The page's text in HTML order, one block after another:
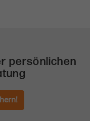
persönlichen